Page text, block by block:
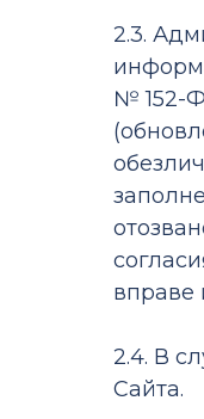
2.3.
№ 152-
вправе
2.4. В
Сайта.